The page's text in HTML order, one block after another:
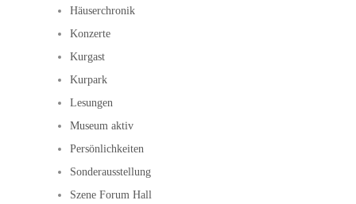
Häuserchronik
Konzerte
Kurgast
Kurpark
Lesungen
Museum aktiv
Persönlichkeiten
Sonderausstellung
Szene Forum Hall